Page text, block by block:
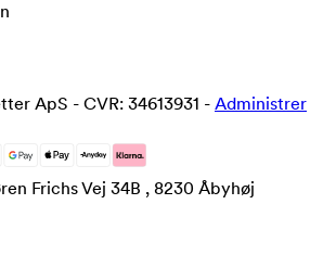
ApS - CVR: 34613931 - Administrer
Frichs Vej 34B , 8230 Åbyhøj